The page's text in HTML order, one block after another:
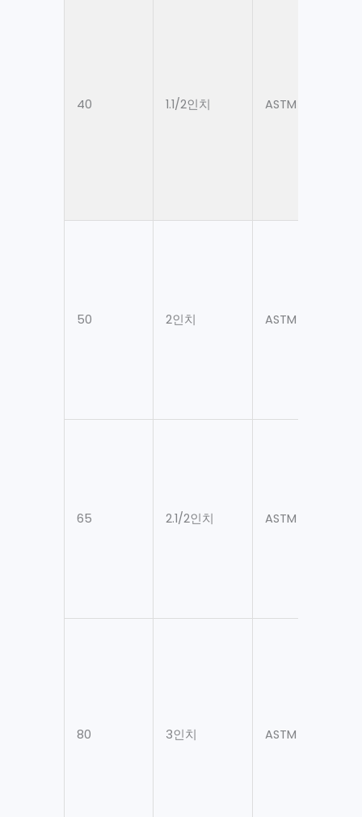
40 1.1/2인치 ASTM A106 Gr. B
50 2인치 ASTM A106 Gr. B
65 2.1/2인치 ASTM A106 Gr. B
80 3인치 ASTM A106 Gr. B